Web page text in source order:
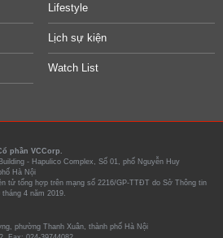
Lifestyle
Lịch sự kiện
Watch List
phần VCCorp.
- Hapulico Complex, Số 01, phố Nguyễn Huy
Hà Nội
tử tổng hợp trên mạng số 2216/GP-TTĐT do Sở Thông tin
4 năm 2019.
phường Thanh Xuân, thành phố Hà Nội